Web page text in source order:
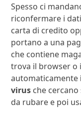
Spesso ci
riconfermare i
carta di credito
portano a una
che contiene
trova il browser o
automaticamente
virus che
da rubare e poi